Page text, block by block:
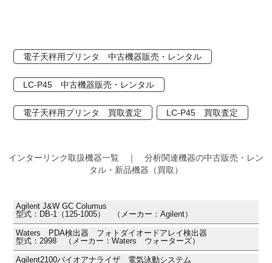
電子天秤用プリンタ 中古機器販売・レンタル
LC-P45 中古機器販売・レンタル
電子天秤用プリンタ 買取査定 LC-P45 買取査定
インターリンク取扱機器一覧 ｜ 分析関連機器の中古販売・レン
タル・新品機器（買取）
Agilent J&W GC Columus
型式：DB-1（125-1005） （メーカー：Agilent）
Waters PDA検出器 フォトダイオードアレイ検出器
型式：2998 （メーカー：Waters ウォーターズ）
Agilent2100バイオアナライザ 電気泳動システム